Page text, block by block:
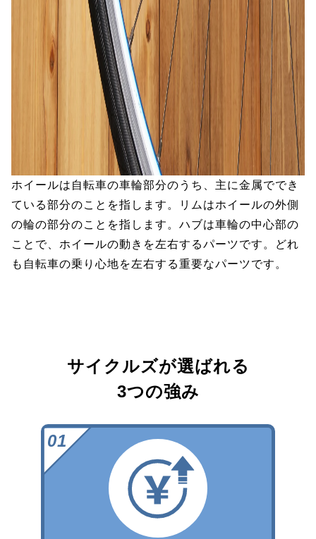
ホイールは自転車の車輪部分のうち、主に金属ででき
ている部分のことを指します。リムはホイールの外側
の輪の部分のことを指します。ハブは車輪の中心部の
ことで、ホイールの動きを左右するパーツです。どれ
も自転車の乗り心地を左右する重要なパーツです。
サイクルズが選ばれる
3つの強み